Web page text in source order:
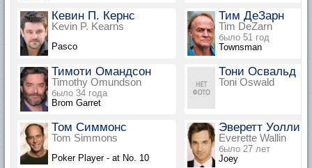
Кевин П. Кернс
Kevin P. Kearns
Pasco
Тим ДеЗарн
Tim DeZarn
было 51 год
Townsman
Тимоти Омандсон
Timothy Omundson
было 34 года
Brom Garret
Тони Освальд
Toni Oswald
Том Симмонс
Tom Simmons
Poker Player - at No. 10
Эверетт Уоллин
Everette Wallin
было 27 лет
Joey